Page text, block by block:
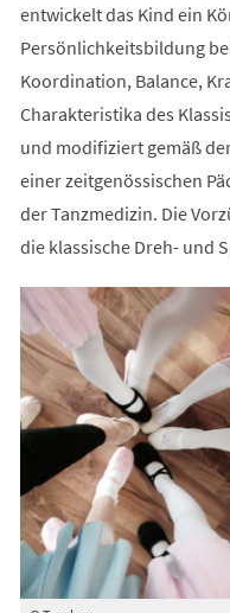
entwickelt das Kind ein
Persönlichkeitsbildung
Koordination, Balance,
Charakteristika des
und modifiziert gemäß
einer zeitgenössischen
der Tanzmedizin. Die
die klassische Dreh- und